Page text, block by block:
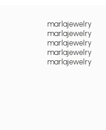
marlajewelry
marlajewelry
marlajewelry
marlajewelry
marlajewelry